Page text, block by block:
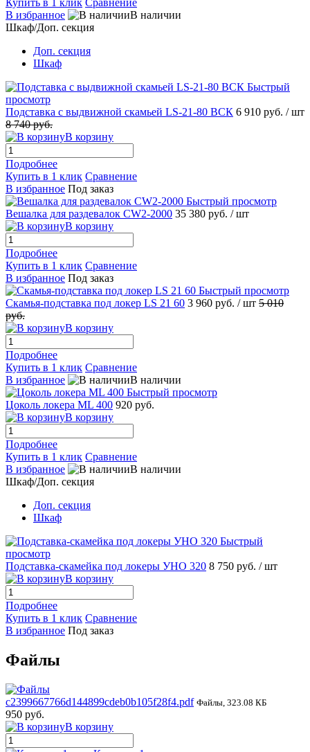
Купить в 1 клик Сравнение
В избранное
В наличии
Шкаф/Доп. секция
Доп. секция
Шкаф
Быстрый
просмотр
Подставка с выдвижной скамьей LS-21-80 ВСК 6 910 руб. / шт
8 740 руб.
В корзину
Подробнее
Купить в 1 клик Сравнение
В избранное Под заказ
Быстрый просмотр
Вешалка для раздевалок CW2-2000 35 380 руб. / шт
В корзину
Подробнее
Купить в 1 клик Сравнение
В избранное Под заказ
Быстрый просмотр
Скамья-подставка под локер LS 21 60 3 960 руб. / шт 5 010
руб.
В корзину
Подробнее
Купить в 1 клик Сравнение
В избранное
В наличии
Быстрый просмотр
Цоколь локера ML 400 920 руб.
В корзину
Подробнее
Купить в 1 клик Сравнение
В избранное
В наличии
Шкаф/Доп. секция
Доп. секция
Шкаф
Быстрый
просмотр
Подставка-скамейка под локеры УНО 320 8 750 руб. / шт
В корзину
Подробнее
Купить в 1 клик Сравнение
В избранное Под заказ
Файлы
c2399667766d144899cdeb0b105f28f4.pdf Файлы, 323.08 КБ
950 руб.
В корзину